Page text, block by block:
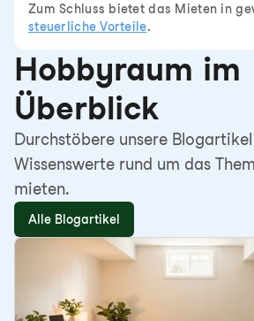
Zum Schluss bietet das Mieten in
steuerliche Vorteile.
Hobbyraum im
Überblick
Durchstöbere unsere
Wissenswerte rund um das
mieten.
Alle Blogartikel